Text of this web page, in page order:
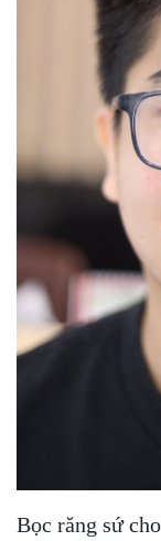
Bọc răng sứ